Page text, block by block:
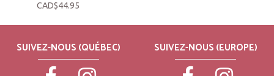
CAD$44.95
SUIVEZ-NOUS (QUÉBEC) SUIVEZ-NOUS (EUROPE)